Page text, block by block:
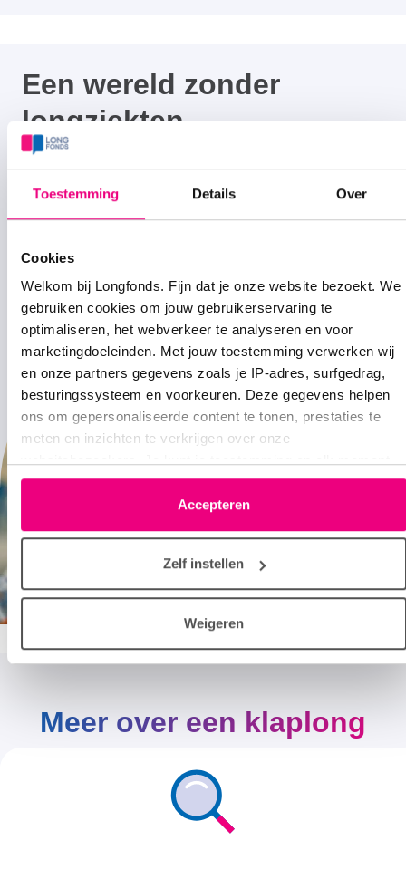
Toestemming Details Over
Cookies
Welkom bij Longfonds. Fijn dat je onze website bezoekt. We
gebruiken cookies om jouw gebruikerservaring te
optimaliseren, het webverkeer te analyseren en voor
marketingdoeleinden. Met jouw toestemming verwerken wij
en onze partners gegevens zoals je IP-adres, surfgedrag,
besturingssysteem en voorkeuren. Deze gegevens helpen
ons om gepersonaliseerde content te tonen, prestaties te
meten en inzichten te verkrijgen over onze
wijzigen of intrekken via het cookie-icoontje linksonder elke
pagina. De lijst met partners is te vinden in het tabblad
“details”.
Accepteren
Zelf instellen
Weigeren
Een wereld zonder
longziekten
Hiervoor zet Longfonds zich in. We willen
beschadigd longweefsel herstellen en longziekten
voorkomen. Daarom investeren we in
Doneer nu
Meer over een klaplong